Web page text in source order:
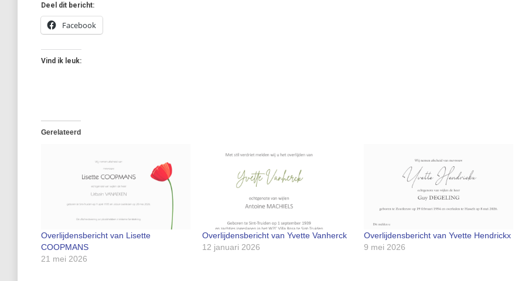
Deel dit bericht:
Facebook
Vind ik leuk:
Gerelateerd
Overlijdensbericht van Lisette
COOPMANS
21 mei 2026
Overlijdensbericht van Yvette Vanherck
12 januari 2026
Overlijdensbericht van Yvette Hendrickx
9 mei 2026